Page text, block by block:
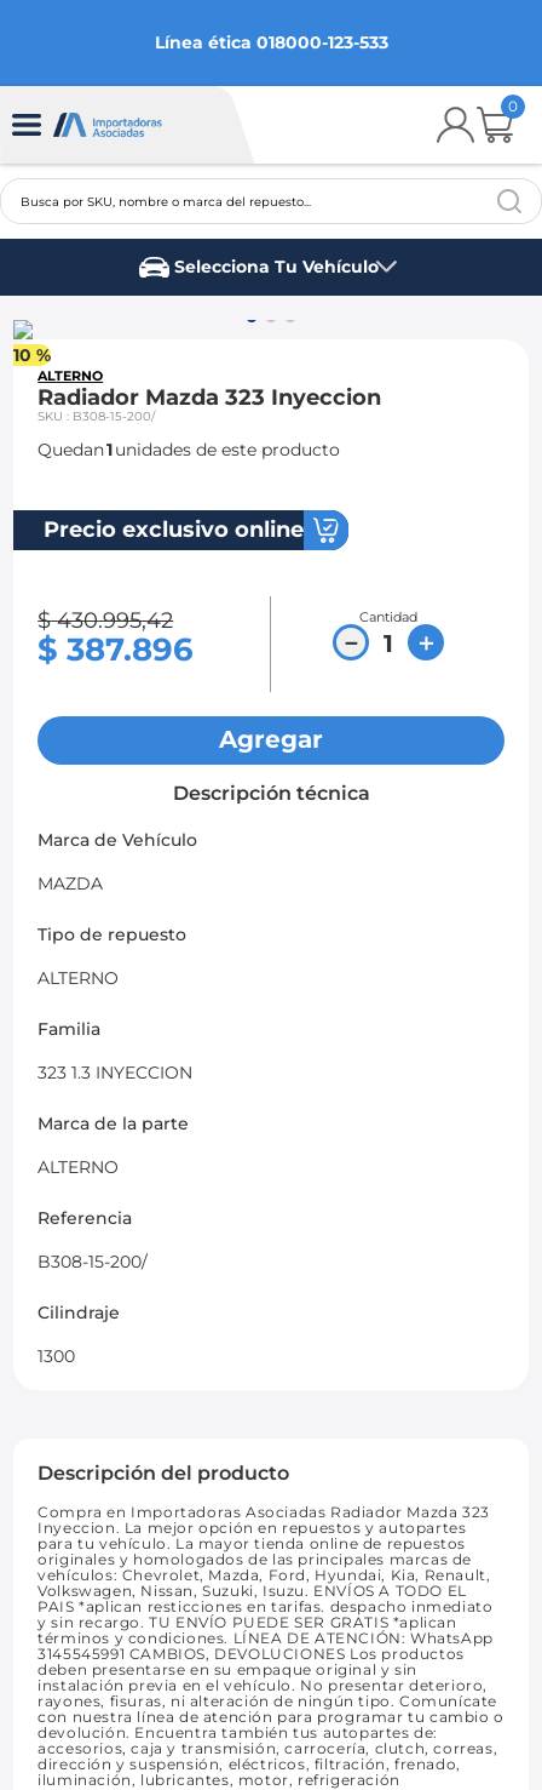
Línea ética 018000-123-533
0
Busca por SKU, nombre o marca del repuesto...
Selecciona Tu Vehículo
10 %
ALTERNO
Radiador Mazda 323 Inyeccion
SKU: B308-15-200/
Quedan1unidades de este producto
Precio exclusivo online
$ 430.995,42
$ 387.896
Cantidad
＋
－
Agregar
Descripción técnica
Marca de Vehículo
MAZDA
Tipo de repuesto
ALTERNO
Familia
323 1.3 INYECCION
Marca de la parte
ALTERNO
Referencia
B308-15-200/
Cilindraje
1300
Descripción del producto
Compra en Importadoras Asociadas Radiador Mazda 323
Inyeccion. La mejor opción en repuestos y autopartes
para tu vehículo. La mayor tienda online de repuestos
originales y homologados de las principales marcas de
vehículos: Chevrolet, Mazda, Ford, Hyundai, Kia, Renault,
Volkswagen, Nissan, Suzuki, Isuzu. ENVÍOS A TODO EL
PAIS *aplican resticciones en tarifas. despacho inmediato
y sin recargo. TU ENVÍO PUEDE SER GRATIS *aplican
términos y condiciones. LÍNEA DE ATENCIÓN: WhatsApp
3145545991 CAMBIOS, DEVOLUCIONES Los productos
deben presentarse en su empaque original y sin
instalación previa en el vehículo. No presentar deterioro,
rayones, fisuras, ni alteración de ningún tipo. Comunícate
con nuestra línea de atención para programar tu cambio o
devolución. Encuentra también tus autopartes de:
accesorios, caja y transmisión, carrocería, clutch, correas,
dirección y suspensión, eléctricos, filtración, frenado,
iluminación, lubricantes, motor, refrigeración
2
3.
spark gt
ford fiesta
optra
sail
chevrolet sail
10. mazda 2